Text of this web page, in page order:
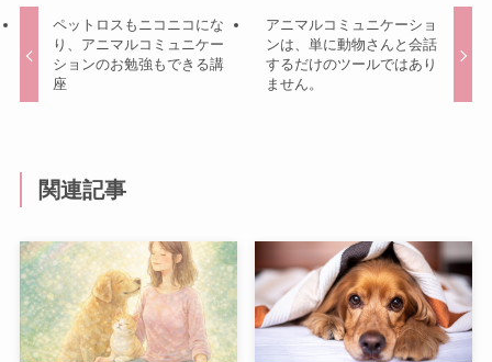
ペットロスもニコニコにな
り、アニマルコミュニケー
ションのお勉強もできる講
座
アニマルコミュニケーショ
ンは、単に動物さんと会話
するだけのツールではあり
ません。
関連記事